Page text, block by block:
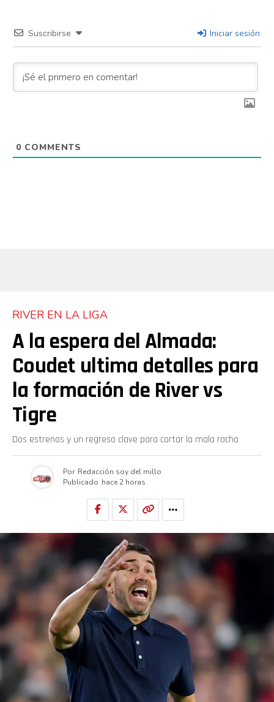
Suscribirse Iniciar sesión
0 COMMENTS
RIVER EN LA LIGA
A la espera del Almada:
Coudet ultima detalles para
la formación de River vs
Tigre
Dos estrenos y un regreso clave para cortar la mala racha
Por Redacción soy del millo
Publicado hace 2 horas